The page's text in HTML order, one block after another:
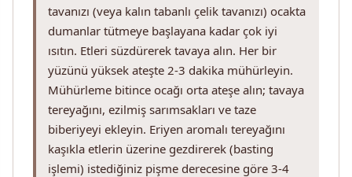
tavanızı (veya kalın tabanlı çelik tavanızı) ocakta
dumanlar tütmeye başlayana kadar çok iyi
ısıtın. Etleri süzdürerek tavaya alın. Her bir
yüzünü yüksek ateşte 2-3 dakika mühürleyin.
Mühürleme bitince ocağı orta ateşe alın; tavaya
tereyağını, ezilmiş sarımsakları ve taze
biberiyeyi ekleyin. Eriyen aromalı tereyağını
kaşıkla etlerin üzerine gezdirerek (basting
işlemi) istediğiniz pişme derecesine göre 3-4